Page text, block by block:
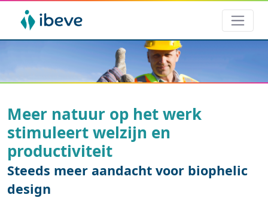
Meer natuur op het werk
stimuleert welzijn en
productiviteit
Steeds meer aandacht voor biophelic
design